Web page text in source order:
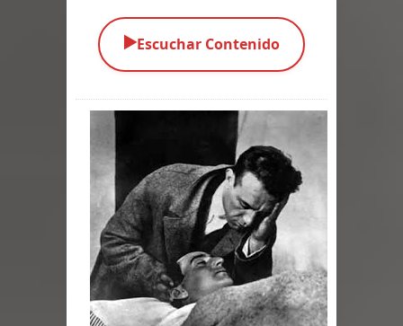
Parte 02: Los Muertos Gobiernan a
los Vivos
Parte 02: El Enemigo de mi Enemigo
Parte 06: Coletazos
Parte 05: Los Horrores del Infierno
Parte 04: Oídos Sordos
Parte 03: La Traición
▶️Escuchar Contenido